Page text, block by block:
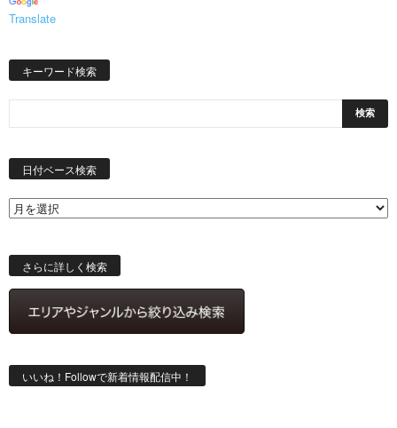
Translate
キーワード検索
日付ベース検索
索
さらに詳しく検索
いいね！Followで新着情報配信中！